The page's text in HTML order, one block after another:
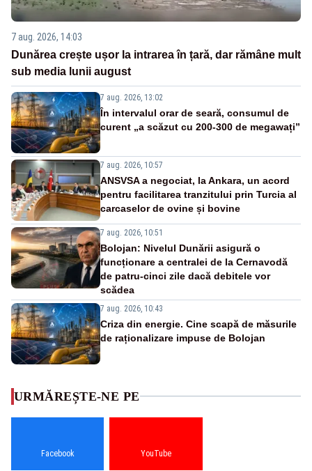
7 aug. 2026, 14:03
Dunărea crește ușor la intrarea în țară, dar rămâne mult
sub media lunii august
7 aug. 2026, 13:02
În intervalul orar de seară, consumul de
curent „a scăzut cu 200-300 de megawați”
7 aug. 2026, 10:57
ANSVSA a negociat, la Ankara, un acord
pentru facilitarea tranzitului prin Turcia al
carcaselor de ovine și bovine
7 aug. 2026, 10:51
Bolojan: Nivelul Dunării asigură o
funcționare a centralei de la Cernavodă
de patru-cinci zile dacă debitele vor
scădea
7 aug. 2026, 10:43
Criza din energie. Cine scapă de măsurile
de raționalizare impuse de Bolojan
URMĂREȘTE-NE PE
Facebook YouTube